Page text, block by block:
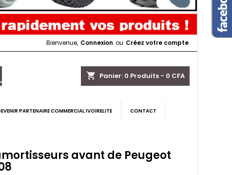
Bienvenue, Connexion ou Créez votre compte
shopping_cart Panier: 0 Produits - 0 CFA
PARTENAIRE COMMERCIAL IVOIRELITE CONTACT
avant de Peugeot